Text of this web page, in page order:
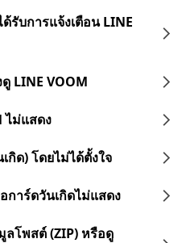
รับการแจ้งเตือน LINE
LINE VOOM
ไม่แสดง
กิด) โดยไม่ได้ตั้งใจ
าร์ดวันเกิดไม่แสดง
ลโพสต์ (ZIP) หรือดู